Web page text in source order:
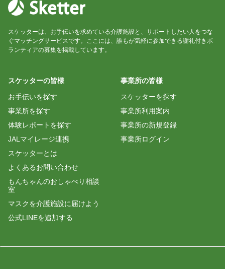
スケッターは、お手伝いを求めている介護施設と、サポートしたい人をつな
ぐマッチングサービスです。ここには、誰もが気軽に参加できる謝礼付きボ
ランティアの募集を掲載しています。
スケッターの皆様
お手伝いを探す
事業所を探す
体験レポートを探す
JALマイレージ連携
スケッターとは
よくあるお問い合わせ
もんちゃんのおしゃべり相談
室
マスクを介護施設に届けよう
公式LINEを追加する
事業所の皆様
スケッターを探す
事業所利用案内
事業所の新規登録
事業所ログイン